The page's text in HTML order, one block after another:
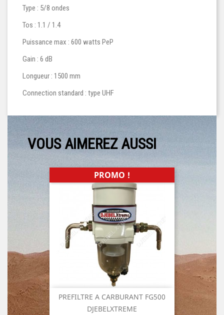
Type : 5/8 ondes
Tos : 1.1 / 1.4
Puissance max : 600 watts PeP
Gain : 6 dB
Longueur : 1500 mm
Connection standard : type UHF
VOUS AIMEREZ AUSSI
PREFILTRE A CARBURANT FG500
DJEBELXTREME
PROMO !